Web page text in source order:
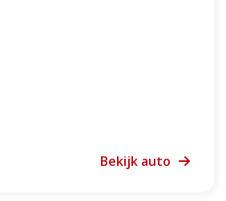
Bekijk auto